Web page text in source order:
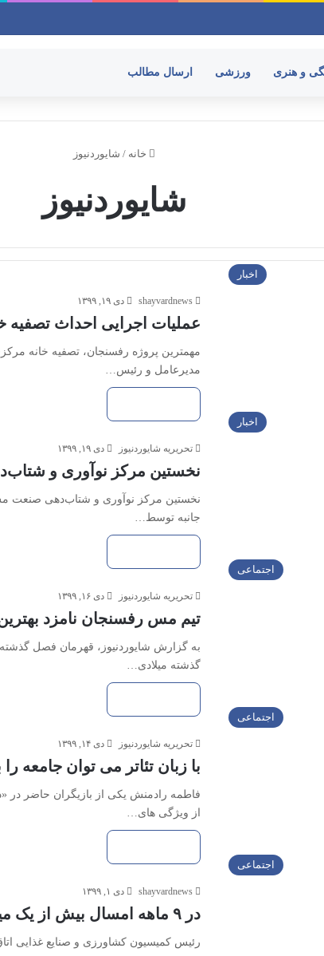
و هنری ورزشی ارسال مطالب
خانه / شایوردنیوز
شایوردنیوز
اخبار
shayvardnews دی ۱۹, ۱۳۹۹
عملیات اجرایی احداث
مهمترین پروژه رفسنجان، تصفیه خانه
مدیرعامل و رئیس…
اخبار
تحریریه شایوردنیوز دی ۱۹, ۱۳۹۹
نخستین مرکز نوآوری و
نخستین مرکز نوآوری و شتاب‌دهی صنعت
جانبه توسط…
اجتماعی
تحریریه شایوردنیوز دی ۱۶, ۱۳۹۹
تیم مس رفسنجان نامزد بهترین
گذشته میلادی…
اجتماعی
تحریریه شایوردنیوز دی ۱۴, ۱۳۹۹
با زبان تئاتر می توان
فاطمه رادمنش یکی از بازیگران حاضر در
از ویژگی های…
اجتماعی
shayvardnews دی ۱, ۱۳۹۹
در ۹ ماهه امسال بیش از یک میلیارد دلار پسته از ایران به خارج صادر شد
رئیس کمیسیون کشاورزی و صنایع غذایی